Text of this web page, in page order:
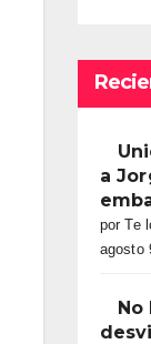
a
por Te
agosto
No